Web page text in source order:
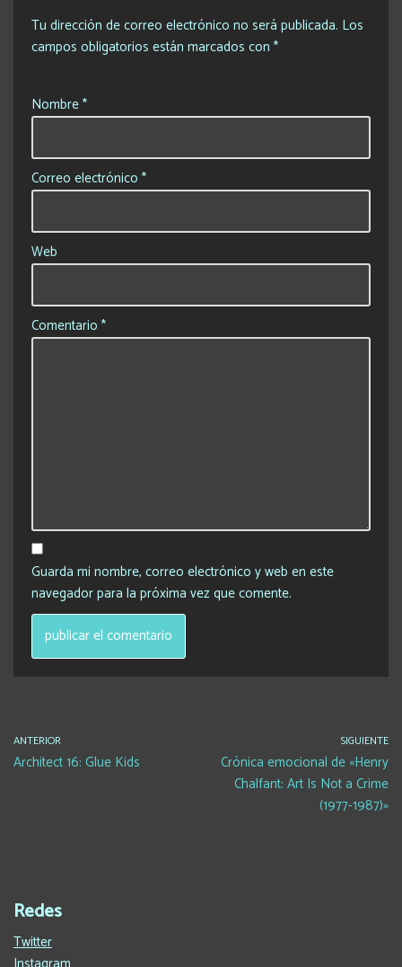
Tu dirección de correo electrónico no será publicada. Los
campos obligatorios están marcados con *
Nombre*
Correo electrónico *
Web
Comentario *
Guarda mi nombre, correo electrónico y web en este
navegador para la próxima vez que comente.
ANTERIOR
Architect 16: Glue Kids
SIGUIENTE
Crónica emocional de «Henry
Chalfant: Art Is Not a Crime
(1977-1987)»
Redes
Twitter